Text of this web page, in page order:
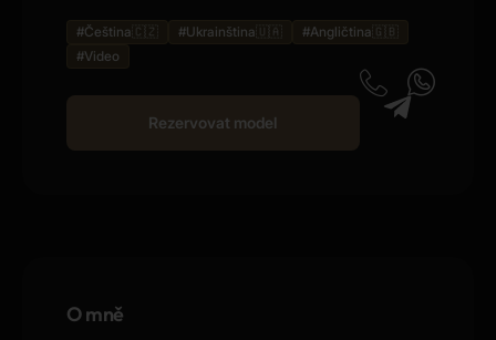
#Čeština🇨🇿 #Ukrainština🇺🇦
#Angličtina🇬🇧
#Video
Rezervovat model
O mně